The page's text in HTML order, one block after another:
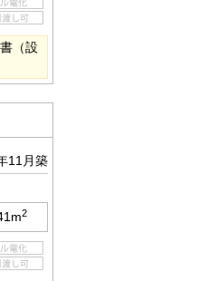
（設
11月築
2